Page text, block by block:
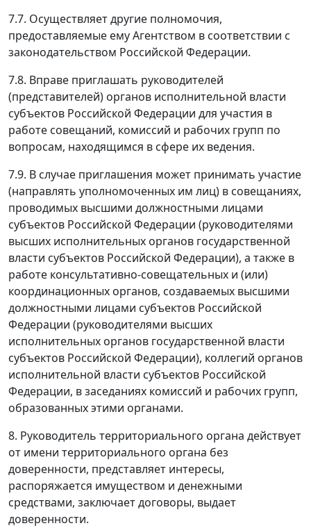
7.7. Осуществляет другие полномочия,
предоставляемые ему Агентством в соответствии с
законодательством Российской Федерации.
7.8. Вправе приглашать руководителей
(представителей) органов исполнительной власти
субъектов Российской Федерации для участия в
работе совещаний, комиссий и рабочих групп по
вопросам, находящимся в сфере их ведения.
7.9. В случае приглашения может принимать участие
(направлять уполномоченных им лиц) в совещаниях,
проводимых высшими должностными лицами
субъектов Российской Федерации (руководителями
высших исполнительных органов государственной
власти субъектов Российской Федерации), а также в
работе консультативно-совещательных и (или)
координационных органов, создаваемых высшими
должностными лицами субъектов Российской
Федерации (руководителями высших
исполнительных органов государственной власти
субъектов Российской Федерации), коллегий органов
исполнительной власти субъектов Российской
Федерации, в заседаниях комиссий и рабочих групп,
образованных этими органами.
8. Руководитель территориального органа действует
от имени территориального органа без
доверенности, представляет интересы,
распоряжается имуществом и денежными
средствами, заключает договоры, выдает
доверенности.